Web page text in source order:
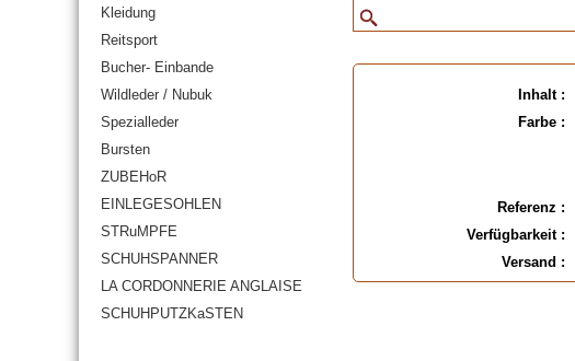
Kleidung
Reitsport
Bucher- Einbande
Wildleder / Nubuk
Spezialleder
Bursten
ZUBEHoR
EINLEGESOHLEN
STRuMPFE
SCHUHSPANNER
LA CORDONNERIE ANGLAISE
SCHUHPUTZKaSTEN
Inhalt :
Farbe :
Referenz :
Verfügbarkeit :
Versand :